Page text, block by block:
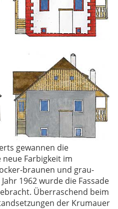
gewannen die
Farbigkeit im
braunen und grau-
1962 wurde die Fassade
Überraschend beim
der Krumauer